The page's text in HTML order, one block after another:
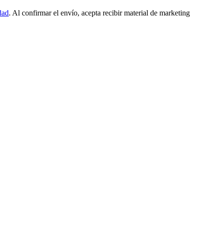
. Al confirmar el envío, acepta recibir material de marketing